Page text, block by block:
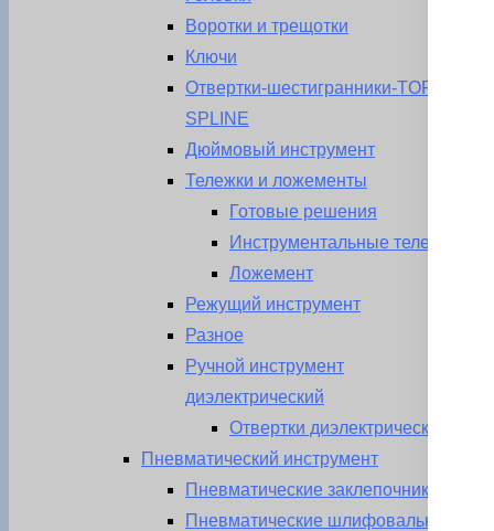
Воротки и трещотки
Ключи
Отвертки-шестигранники-TORX-
SPLINE
Дюймовый инструмент
Тележки и ложементы
Готовые решения
Инструментальные тележки
Ложемент
Режущий инструмент
Разное
Ручной инструмент
диэлектрический
Отвертки диэлектрические
Пневматический инструмент
Пневматические заклепочники
Пневматические шлифовальные